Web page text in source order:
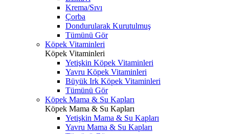
Krema/Sıvı
Çorba
Dondurularak Kurutulmuş
Tümünü Gör
Köpek Vitaminleri
Köpek Vitaminleri
Yetişkin Köpek Vitaminleri
Yavru Köpek Vitaminleri
Büyük Irk Köpek Vitaminleri
Tümünü Gör
Köpek Mama & Su Kapları
Köpek Mama & Su Kapları
Yetişkin Mama & Su Kapları
Yavru Mama & Su Kapları